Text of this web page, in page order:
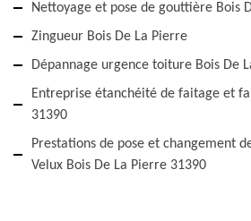
Nettoyage et pose de gouttière Bois
Zingueur Bois De La Pierre
Dépannage urgence toiture Bois De
Entreprise étanchéité de faitage et
31390
Prestations de pose et changement
Velux Bois De La Pierre 31390